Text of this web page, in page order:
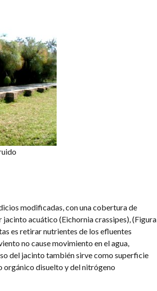
modificadas, con una cobertura de
jacinto acuático (Eichornia crassipes), (Figura
es retirar nutrientes de los efluentes
no cause movimiento en el agua,
del jacinto también sirve como superficie
orgánico disuelto y del nitrógeno